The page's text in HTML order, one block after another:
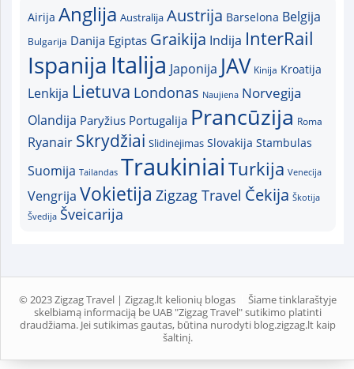
Airija Anglija Australija Austrija Barselona Belgija
Bulgarija Danija Egiptas Graikija Indija InterRail
Ispanija Italija Japonija JAV Kinija Kroatija
Lenkija Lietuva Londonas Naujiena Norvegija
Olandija Paryžius Portugalija Prancūzija Roma
Ryanair Skrydžiai Slidinėjimas Slovakija Stambulas
Suomija Tailandas TraukiniaiTurkija Venecija
Vengrija Vokietija Zigzag Travel Čekija Škotija
Švedija Šveicarija
© 2023 Zigzag Travel | Zigzag.lt kelionių blogas
Šiame tinklaraštyje
skelbiamą informaciją be UAB "Zigzag Travel" sutikimo platinti
draudžiama. Jei sutikimas gautas, būtina nurodyti blog.zigzag.lt kaip
šaltinį.